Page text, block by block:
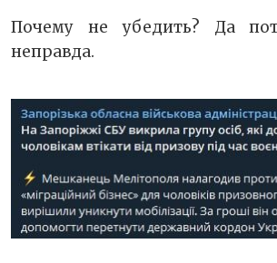
Почему не убедить? Да
неправда.